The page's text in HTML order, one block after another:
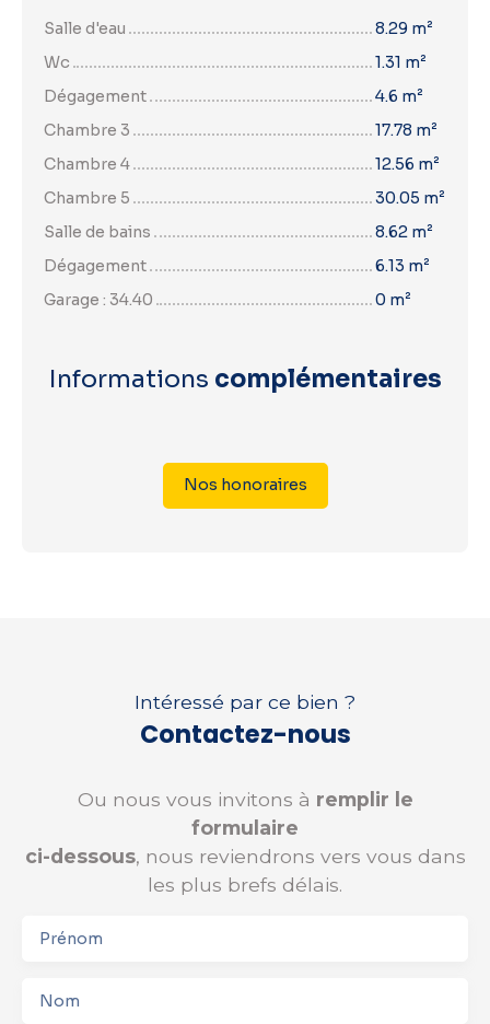
Salle d'eau
8.29 m²
Wc
1.31 m²
Dégagement
4.6 m²
Chambre 3
17.78 m²
Chambre 4
12.56 m²
Chambre 5
30.05 m²
Salle de bains
8.62 m²
Dégagement
6.13 m²
Garage : 34.40
0 m²
Informations complémentaires
Nos honoraires
Intéressé par ce bien ?
Contactez-nous
Ou nous vous invitons à remplir le
formulaire
ci-dessous, nous reviendrons vers vous dans
les plus brefs délais.
Prénom
Nom